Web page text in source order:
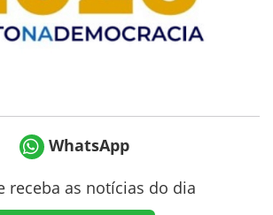
WhatsApp
receba as notícias do dia